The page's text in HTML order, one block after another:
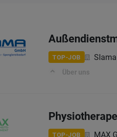
TOP-JOB
Über uns
TOP-JOB MAX